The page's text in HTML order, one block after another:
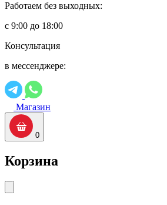
Работаем без выходных:
с 9:00 до 18:00
Консультация
в мессенджере:
Магазин
0
Корзина